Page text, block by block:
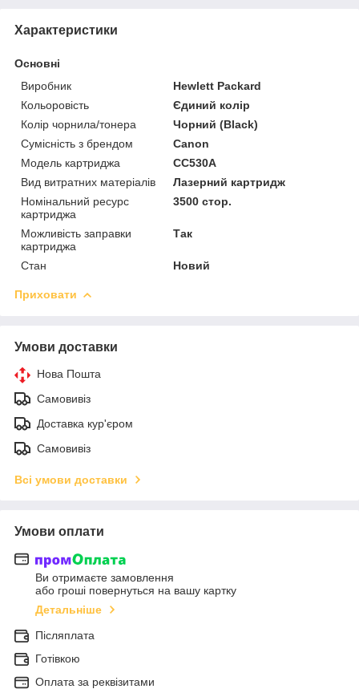
Характеристики
Основні
Виробник
Hewlett Packard
Кольоровість
Єдиний колір
Колір чорнила/тонера
Чорний (Black)
Сумісність з брендом
Canon
Модель картриджа
CC530A
Вид витратних матеріалів
Лазерний картридж
Номінальний ресурс
картриджа
3500 стор.
Можливість заправки
картриджа
Так
Стан Новий
Приховати
Умови доставки
Нова Пошта
Самовивіз
Доставка кур'єром
Самовивіз
Всі умови доставки
Умови оплати
Ви отримаєте замовлення
або гроші повернуться на вашу картку
Детальніше
Післяплата
Готівкою
Оплата за реквізитами